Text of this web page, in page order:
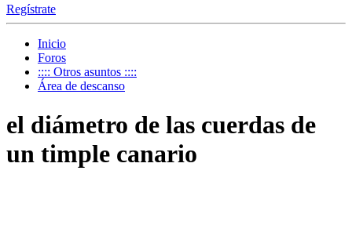
Regístrate
Inicio
Foros
:::: Otros asuntos ::::
Área de descanso
el diámetro de las cuerdas de
un timple canario